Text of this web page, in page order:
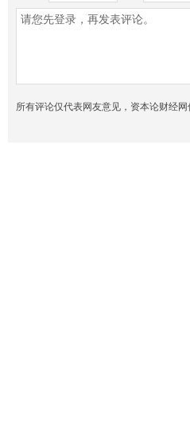
所有评论仅代表网友意见，资本论财经网